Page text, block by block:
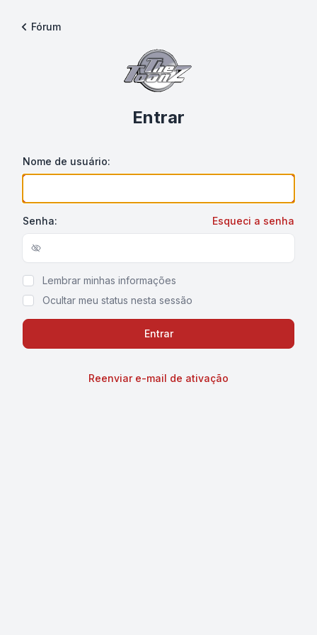
Fórum
Entrar
Nome de usuário:
Senha: Esqueci a senha
Show/hide password
Lembrar minhas informações
Ocultar meu status nesta sessão
Reenviar e-mail de ativação